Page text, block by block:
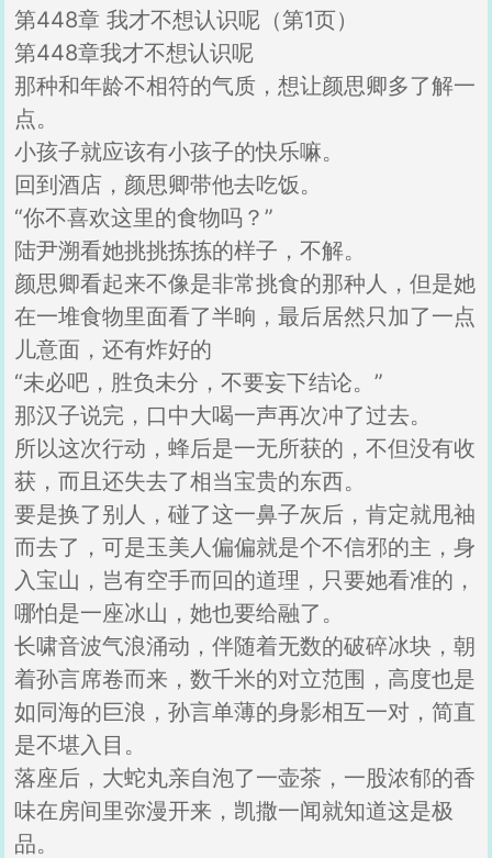
第448章 我才不想认识呢（第1页）
第448章我才不想认识呢
那种和年龄不相符的气质，想让颜思卿多了解一
点。
小孩子就应该有小孩子的快乐嘛。
回到酒店，颜思卿带他去吃饭。
“你不喜欢这里的食物吗？”
陆尹溯看她挑挑拣拣的样子，不解。
颜思卿看起来不像是非常挑食的那种人，但是她
在一堆食物里面看了半晌，最后居然只加了一点
儿意面，还有炸好的
“未必吧，胜负未分，不要妄下结论。”
那汉子说完，口中大喝一声再次冲了过去。
所以这次行动，蜂后是一无所获的，不但没有收
获，而且还失去了相当宝贵的东西。
要是换了别人，碰了这一鼻子灰后，肯定就甩袖
而去了，可是玉美人偏偏就是个不信邪的主，身
入宝山，岂有空手而回的道理，只要她看准的，
哪怕是一座冰山，她也要给融了。
长啸音波气浪涌动，伴随着无数的破碎冰块，朝
着孙言席卷而来，数千米的对立范围，高度也是
如同海的巨浪，孙言单薄的身影相互一对，简直
是不堪入目。
落座后，大蛇丸亲自泡了一壶茶，一股浓郁的香
味在房间里弥漫开来，凯撒一闻就知道这是极
品。